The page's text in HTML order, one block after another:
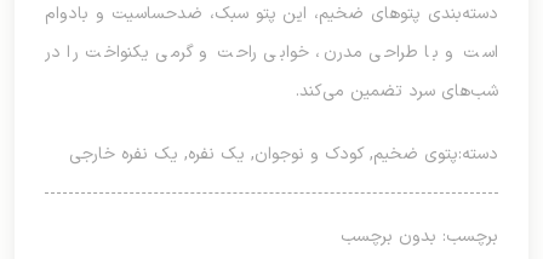
دسته‌بندی پتوهای ضخیم، این پتو سبک، ضدحساسیت و بادوام
است و با طراحی مدرن، خوابی راحت و گرمی یکنواخت را در
شب‌های سرد تضمین می‌کند.
دسته:پتوی ضخیم,کودک و نوجوان, یک نفره, یک نفره خارجی
برچسب: بدون برچسب